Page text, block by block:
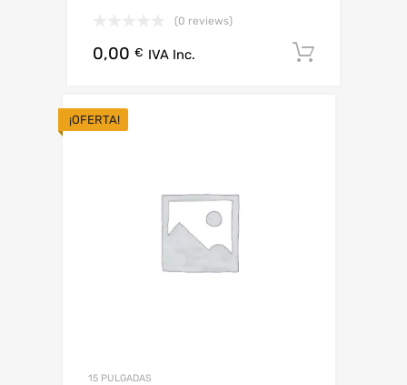
(0 reviews)
0,00 € IVA Inc.
¡OFERTA!
15 PULGADAS